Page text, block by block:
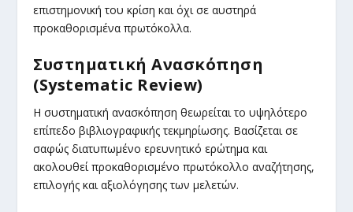
επιστημονική του κρίση και όχι σε αυστηρά
προκαθορισμένα πρωτόκολλα.
Συστηματική Ανασκόπηση
(Systematic Review)
Η συστηματική ανασκόπηση θεωρείται το υψηλότερο
επίπεδο βιβλιογραφικής τεκμηρίωσης. Βασίζεται σε
σαφώς διατυπωμένο ερευνητικό ερώτημα και
ακολουθεί προκαθορισμένο πρωτόκολλο αναζήτησης,
επιλογής και αξιολόγησης των μελετών.